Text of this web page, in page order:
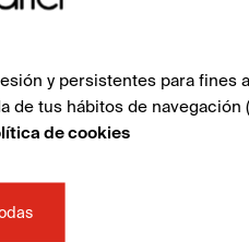
y persistentes para fines
tus hábitos de navegación
de cookies